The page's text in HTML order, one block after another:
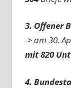
3. Offener
-> am 30.
mit 820
4.